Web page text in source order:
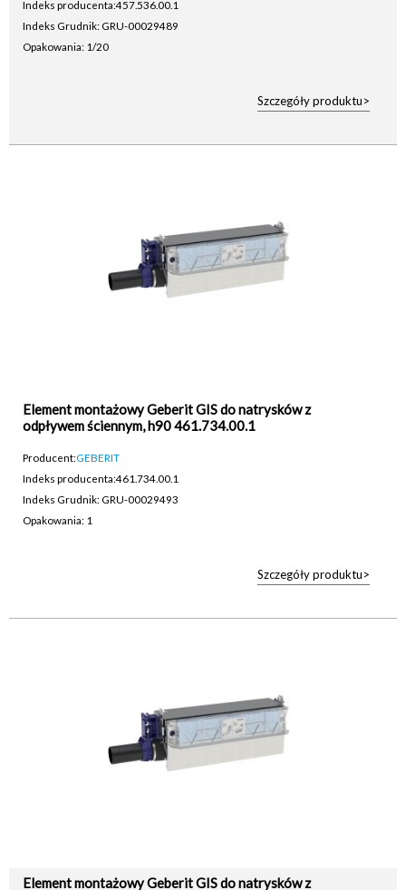
Indeks producenta:457.536.00.1
Indeks Grudnik: GRU-00029489
Opakowania: 1/20
Szczegóły produktu>
Element montażowy Geberit GIS do natrysków z
odpływem ściennym, h90 461.734.00.1
Producent:GEBERIT
Indeks producenta:461.734.00.1
Indeks Grudnik: GRU-00029493
Opakowania: 1
Szczegóły produktu>
Element montażowy Geberit GIS do natrysków z